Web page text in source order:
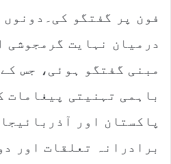
فون پر گفتگو
درمیان نہایت گرمجوشی
مبنی گفتگو ہوئی، جس
باہمی تہنیتی پیغامات
پاکستان اور
برادرانہ تعلقات اور